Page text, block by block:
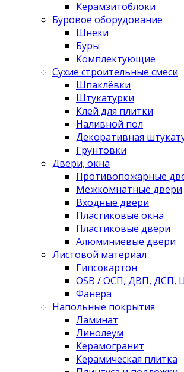
Керамзитоблоки
Буровое оборудование
Шнеки
Буры
Комплектующие
Сухие строительные смеси
Шпаклёвки
Штукатурки
Клей для плитки
Наливной пол
Декоративная
Грунтовки
Двери, окна
Противопожарные
Межкомнатные двери
Входные двери
Пластиковые окна
Пластиковые двери
Алюминиевые двери
Листовой материал
Гипсокартон
OSB / ОСП, ДВП, ДСП,
Фанера
Напольные покрытия
Ламинат
Линолеум
Керамогранит
Керамическая плитка